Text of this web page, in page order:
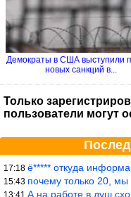
Демократы в США выступили
новых санкций в...
Только
пользователи могут
17:18 ё***** откуда
15:43 почему только 20, мы с
13:41 А на работе в душ